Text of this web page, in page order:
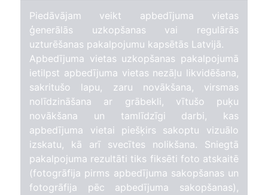
Piedāvājam veikt apbedījuma vietas
ģenerālās uzkopšanas vai regulārās
uzturēšanas pakalpojumu kapsētās Latvijā.
Apbedījuma vietas uzkopšanas pakalpojumā
ietilpst apbedījuma vietas nezāļu likvidēšana,
sakritušo lapu, zaru novākšana, virsmas
nolīdzināšana ar grābekli, vītušo puķu
novākšana un tamlīdzīgi darbi, kas
apbedījuma vietai piešķirs sakoptu vizuālo
izskatu, kā arī svecītes nolikšana. Sniegtā
pakalpojuma rezultāti tiks fiksēti foto atskaitē
(fotogrāfija pirms apbedījuma sakopšanas un
fotogrāfija pēc apbedījuma sakopšanas),